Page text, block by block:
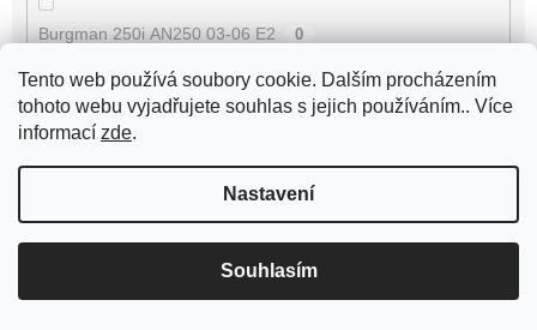
Tento web používá soubory cookie. Dalším procházením
tohoto webu vyjadřujete souhlas s jejich používáním.. Více
informací zde.
Nastavení
Souhlasím
Burgman 250i AN250 03-06 E2 0
Burgman 400 AN400 98-02 E1 0
Burgman 400i AN400 07-08 E3 0
Burgman 400i AN400 09-17 E3 0